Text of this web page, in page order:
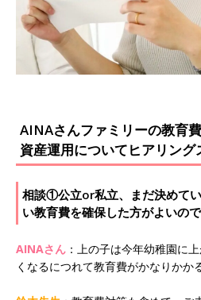
AINAさんファミリーの教育
資産運用についてヒアリング
相談①公立or私立、まだ決めて
い教育費を確保した方がよいの
AINAさん ：上の子は今年幼稚園に
くなるにつれて教育費がかなりかか